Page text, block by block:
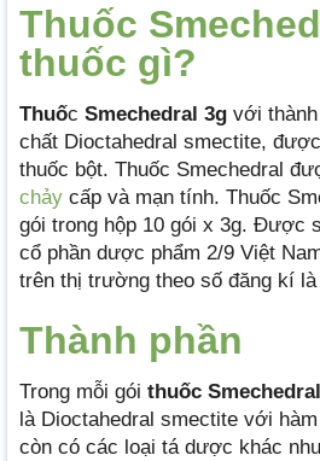
Thuốc
thuốc gì?
Thuốc Smechedral 3g với
chất Dioctahedral smectite,
thuốc bột. Thuốc Smechedral
chảy cấp và mạn tính. Thuốc
gói trong hộp 10 gói x 3g. Được
cổ phần dược phẩm 2/9 Việt
trên thị trường theo số đăng kí là
Thành phần
Trong mỗi gói thuốc Smechedral
là Dioctahedral smectite với
còn có các loại tá dược khác